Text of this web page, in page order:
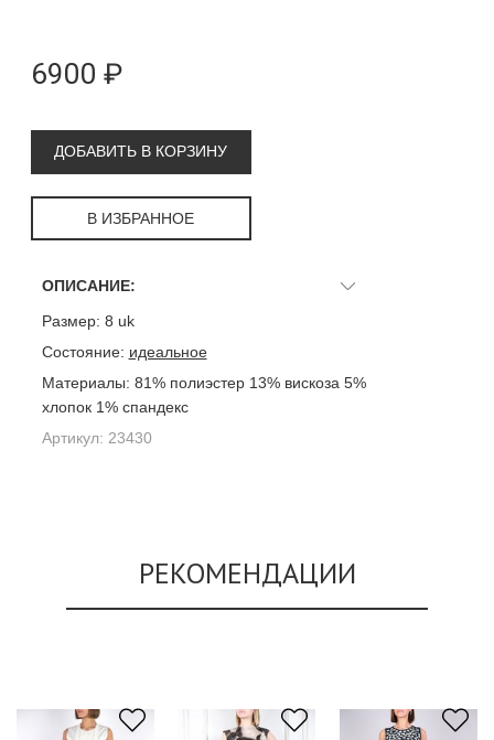
6900 ₽
ДОБАВИТЬ В КОРЗИНУ
В ИЗБРАННОЕ
ОПИСАНИЕ:
Размер: 8 uk
Состояние: идеальное
Материалы: 81% полиэстер 13% вискоза 5%
хлопок 1% спандекс
Артикул: 23430
РЕКОМЕНДАЦИИ